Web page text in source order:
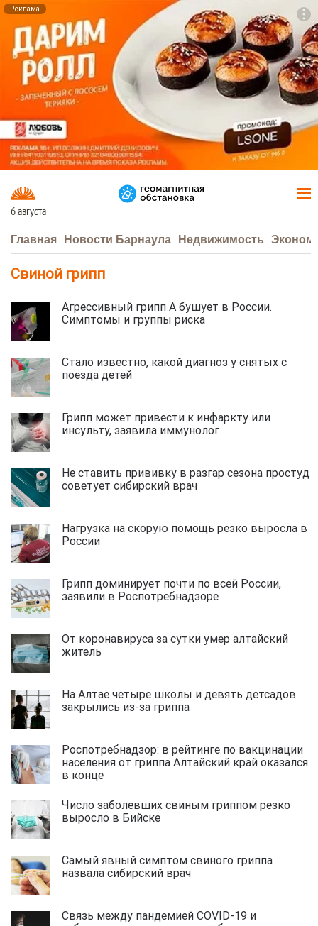
Реклама
6 августа
Главная Новости Барнаула Недвижимость
Свиной грипп
Агрессивный грипп А бушует в России.
Симптомы и группы риска
Стало известно, какой диагноз у снятых с
поезда детей
Грипп может привести к инфаркту или
инсульту, заявила иммунолог
Не ставить прививку в разгар сезона простуд
советует сибирский врач
Нагрузка на скорую помощь резко выросла в
России
Грипп доминирует почти по всей России,
заявили в Роспотребнадзоре
От коронавируса за сутки умер алтайский
житель
На Алтае четыре школы и девять детсадов
закрылись из-за гриппа
Роспотребнадзор: в рейтинге по вакцинации
населения от гриппа Алтайский край оказался
в конце
Число заболевших свиным гриппом резко
выросло в Бийске
Самый явный симптом свиного гриппа
назвала сибирский врач
Связь между пандемией COVID-19 и